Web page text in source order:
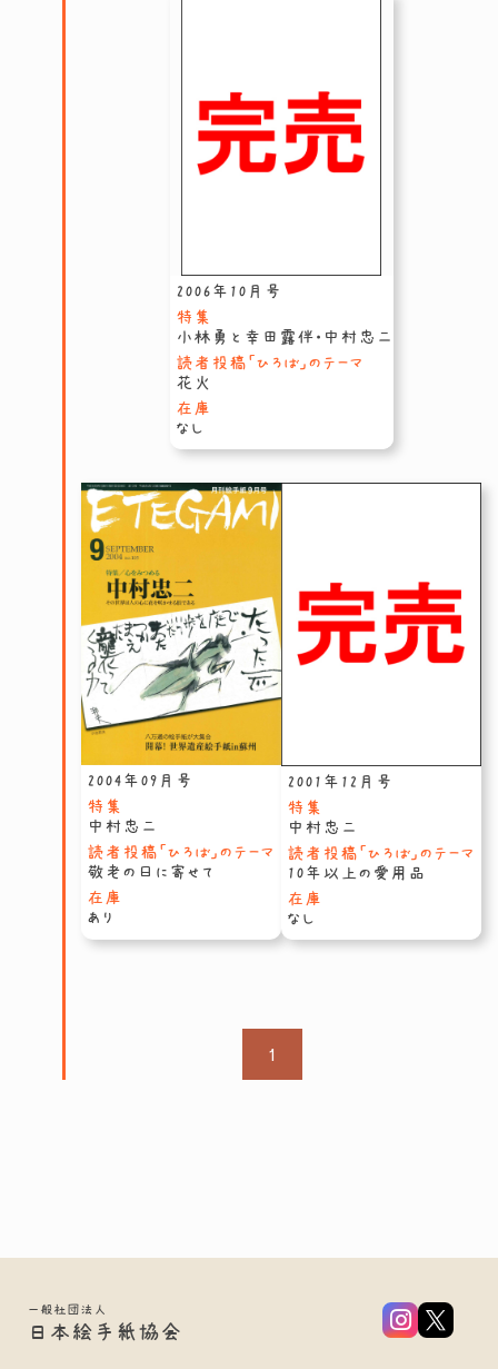
2006年10月号
特集
小林勇と幸田露伴・中村忠二
読者投稿「ひろば」のテーマ
花火
在庫
なし
2004年09月号
特集
中村忠二
読者投稿「ひろば」のテーマ
敬老の日に寄せて
在庫
あり
2001年12月号
特集
中村忠二
読者投稿「ひろば」のテーマ
10年以上の愛用品
在庫
なし
1
一般社団法人
日本絵手紙協会